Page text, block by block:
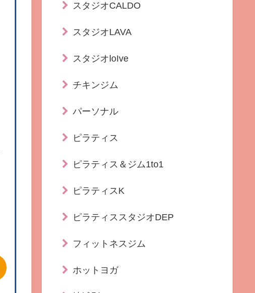
スタジオCALDO
スタジオLAVA
スタジオloIve
チキンジム
パーソナル
ピラティス
ピラティス＆ジム1to1
ピラティスK
ピラティススタジオDEP
フィットネスジム
ホットヨガ